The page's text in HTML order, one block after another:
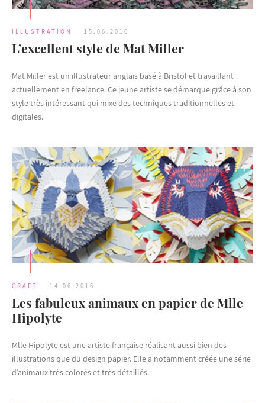
ILLUSTRATION 15.06.2016
L’excellent style de Mat Miller
Mat Miller est un illustrateur anglais basé à Bristol et travaillant
actuellement en freelance. Ce jeune artiste se démarque grâce à son
style très intéressant qui mixe des techniques traditionnelles et
digitales.
CRAFT 14.06.2016
Les fabuleux animaux en papier de Mlle
Hipolyte
Mlle Hipolyte est une artiste française réalisant aussi bien des
illustrations que du design papier. Elle a notamment créée une série
d’animaux très colorés et très détaillés.